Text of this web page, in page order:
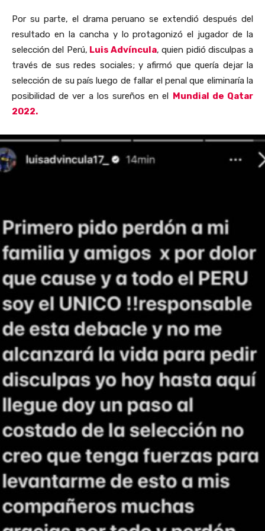
Por su parte, el drama peruano se extendió después del
resultado en la cancha y lo protagonizó el jugador de la
selección del Perú, Luis Advíncula, quien pidió disculpas a
través de sus redes sociales; y afirmó que quería dejar la
selección de su país luego de fallar el penal que eliminaría la
posibilidad de ver a los sureños en el Mundial de Qatar
2022.